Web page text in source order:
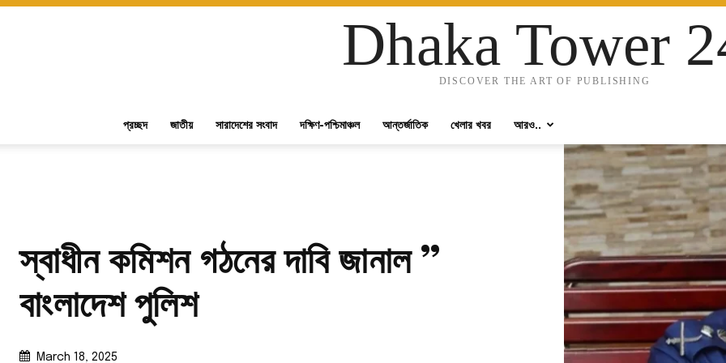
Dhaka Tower
DISCOVER THE ART OF PUBLISHING
প্রচ্ছদ জাতীয় সারাদেশের সংবাদ দক্ষিণ-পশ্চিমাঞ্চল আন্তর্জাতিক খেলার খবর আরও..
স্বাধীন কমিশন গঠনের দাবি জানাল ”
বাংলাদেশ পুলিশ
March 18, 2025